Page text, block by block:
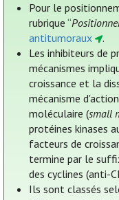
Pour le
rubrique “
antitumoraux
.
Les inhibiteurs de
mécanismes
croissance et la
mécanisme
moléculaire (small
protéines kinases
facteurs de
termine par le
des cyclines (anti-
Ils sont classés